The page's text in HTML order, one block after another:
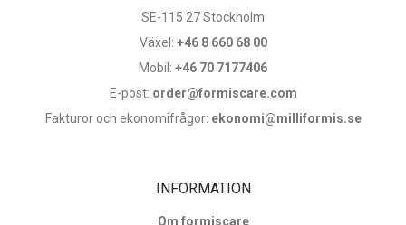
SE-115 27 Stockholm
Växel: +46 8 660 68 00
Mobil: +46 70 7177406
E-post: order@formiscare.com
Fakturor och ekonomifrågor: ekonomi@milliformis.se
INFORMATION
Om formiscare